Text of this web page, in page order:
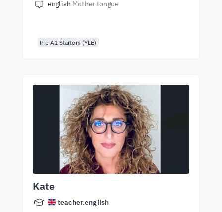
english Mother tongue
Pre A1 Starters (YLE)
Kate
teacher.english